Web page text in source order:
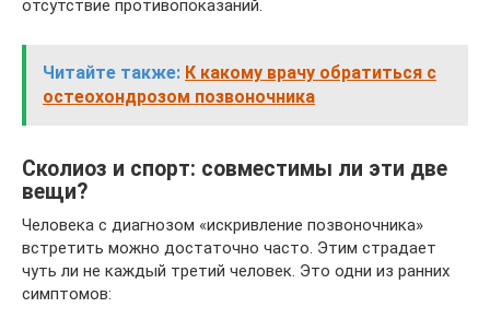
отсутствие противопоказаний.
Читайте также: К какому врачу обратиться с
остеохондрозом позвоночника
Сколиоз и спорт: совместимы ли эти две
вещи?
Человека с диагнозом «искривление позвоночника»
встретить можно достаточно часто. Этим страдает
чуть ли не каждый третий человек. Это одни из ранних
симптомов: